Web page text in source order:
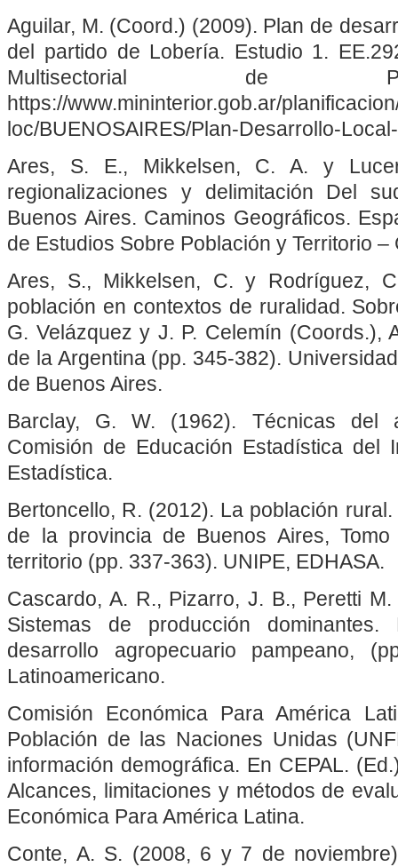
Aguilar, M. (Coord.) (2009). Plan de
del partido de Lobería. Estudio 1.
Multisectorial de
https://www.mininterior.gob.ar/
loc/BUENOSAIRES/Plan-Desarrollo-
Ares, S. E., Mikkelsen, C. A. y
regionalizaciones y delimitación Del
Buenos Aires. Caminos Geográficos.
de Estudios Sobre Población y Territorio –
Ares, S., Mikkelsen, C. y Rodríguez,
población en contextos de ruralidad.
G. Velázquez y J. P. Celemín (Coords.),
de la Argentina (pp. 345-382).
de Buenos Aires.
Barclay, G. W. (1962). Técnicas del
Comisión de Educación Estadística del
Estadística.
Bertoncello, R. (2012). La población
de la provincia de Buenos Aires,
territorio (pp. 337-363). UNIPE, EDHASA.
Cascardo, A. R., Pizarro, J. B., Peretti
Sistemas de producción
desarrollo agropecuario pampeano,
Latinoamericano.
Comisión Económica Para América
Población de las Naciones Unidas
información demográfica. En CEPAL.
Alcances, limitaciones y métodos de
Económica Para América Latina.
Conte, A. S. (2008, 6 y 7 de